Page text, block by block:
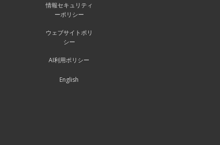
情報セキュリティ
ーポリシー
ウェブサイトポリ
シー
AI利用ポリシー
English